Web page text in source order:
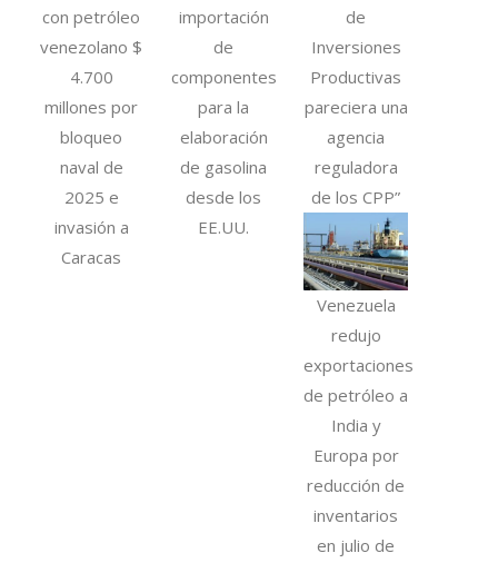
con petróleo
venezolano $
4.700
millones por
bloqueo
naval de
2025 e
invasión a
Caracas
importación
de
componentes
para la
elaboración
de gasolina
desde los
EE.UU.
de
Inversiones
Productivas
pareciera una
agencia
reguladora
de los CPP”
Venezuela
redujo
exportaciones
de petróleo a
India y
Europa por
reducción de
inventarios
en julio de